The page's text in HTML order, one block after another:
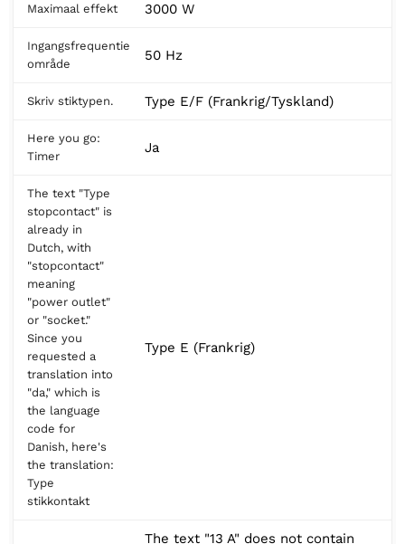
Maximaal effekt 3000 W
Ingangsfrequentie
område
50 Hz
Skriv stiktypen. Type E/F (Frankrig/Tyskland)
Here you go:
Timer
Ja
The text "Type
stopcontact" is
already in
Dutch, with
"stopcontact"
meaning
"power outlet"
or "socket."
Since you
requested a
translation into
"da," which is
the language
code for
Danish, here's
the translation:
Type
stikkontakt
Type E (Frankrig)
The text "13 A" does not contain